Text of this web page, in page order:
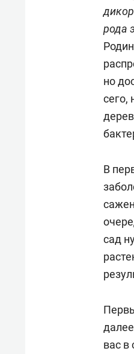
рода
но
сего,
В
сад
вас в